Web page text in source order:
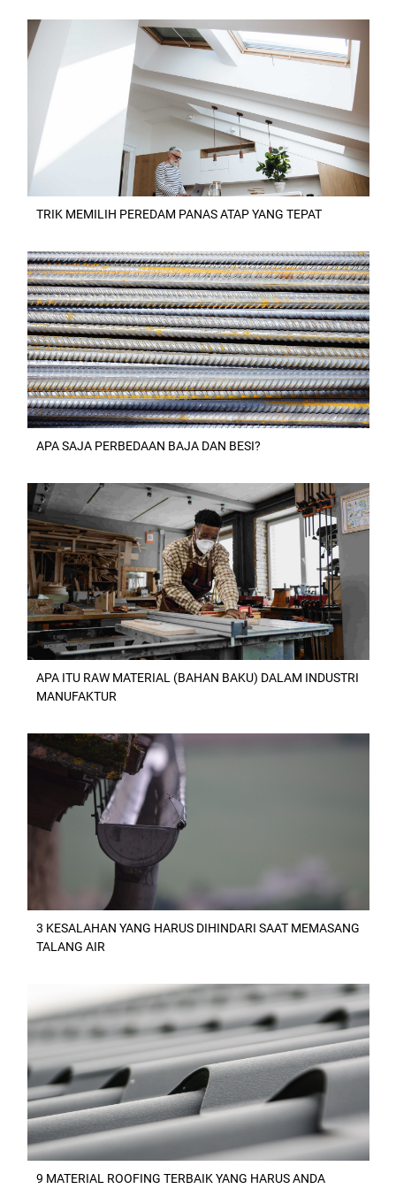
TRIK MEMILIH PEREDAM PANAS ATAP YANG TEPAT
APA SAJA PERBEDAAN BAJA DAN BESI?
APA ITU RAW MATERIAL (BAHAN BAKU) DALAM INDUSTRI
MANUFAKTUR
3 KESALAHAN YANG HARUS DIHINDARI SAAT MEMASANG
TALANG AIR
9 MATERIAL ROOFING TERBAIK YANG HARUS ANDA